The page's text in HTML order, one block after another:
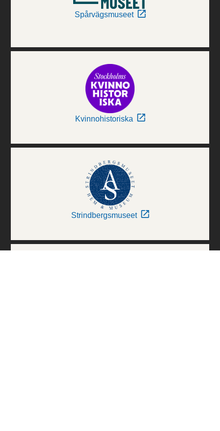
Spårvägsmuseet
Kvinnohistoriska
Strindbergsmuseet